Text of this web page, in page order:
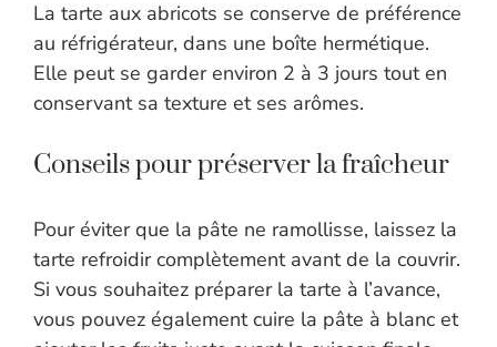
La tarte aux abricots se conserve de préférence
au réfrigérateur, dans une boîte hermétique.
Elle peut se garder environ 2 à 3 jours tout en
conservant sa texture et ses arômes.
Conseils pour préserver la fraîcheur
Pour éviter que la pâte ne ramollisse, laissez la
tarte refroidir complètement avant de la couvrir.
Si vous souhaitez préparer la tarte à l’avance,
vous pouvez également cuire la pâte à blanc et